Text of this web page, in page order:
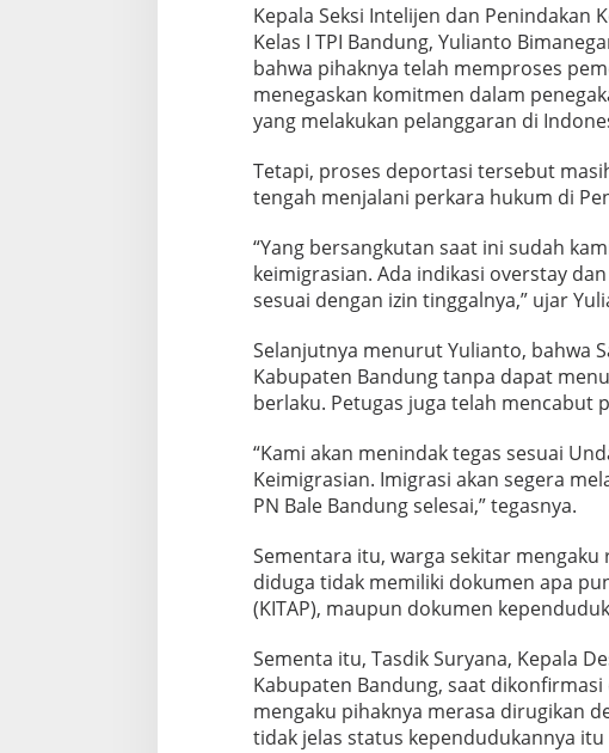
Kepala Seksi Intelijen dan Penindakan
Kelas I TPI Bandung, Yulianto
bahwa pihaknya telah memproses
menegaskan komitmen dalam
yang melakukan pelanggaran di
Tetapi, proses deportasi tersebut
tengah menjalani perkara hukum di
“Yang bersangkutan saat ini sudah
keimigrasian. Ada indikasi overstay
sesuai dengan izin tinggalnya,” ujar
Selanjutnya menurut Yulianto, bahwa
Kabupaten Bandung tanpa dapat
berlaku. Petugas juga telah mencabut
“Kami akan menindak tegas sesuai
Keimigrasian. Imigrasi akan segera
PN Bale Bandung selesai,” tegasnya.
Sementara itu, warga sekitar
diduga tidak memiliki dokumen apa
(KITAP), maupun dokumen
Sementa itu, Tasdik Suryana, Kepala
Kabupaten Bandung, saat
mengaku pihaknya merasa dirugikan
tidak jelas status kependudukannya